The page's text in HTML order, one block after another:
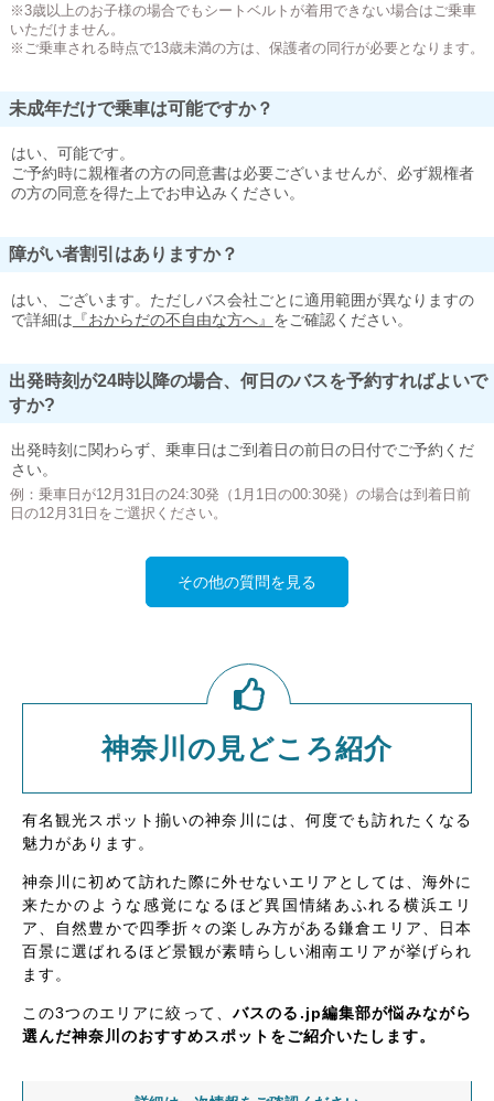
※3歳以上のお子様の場合でもシートベルトが着用できない場合はご乗車
いただけません。
※ご乗車される時点で13歳未満の方は、保護者の同行が必要となります。
未成年だけで乗車は可能ですか？
はい、可能です。
ご予約時に親権者の方の同意書は必要ございませんが、必ず親権者
の方の同意を得た上でお申込みください。
障がい者割引はありますか？
はい、ございます。ただしバス会社ごとに適用範囲が異なりますの
で詳細は 『おからだの不自由な方へ』 をご確認ください。
出発時刻が24時以降の場合、何日のバスを予約すればよいで
すか?
出発時刻に関わらず、乗車日はご到着日の前日の日付でご予約くだ
さい。
例：乗車日が12月31日の24:30発（1月1日の00:30発）の場合は到着日前
日の12月31日をご選択ください。
その他の質問を見る
神奈川の見どころ紹介
有名観光スポット揃いの神奈川には、何度でも訪れたくなる
魅力があります。
神奈川に初めて訪れた際に外せないエリアとしては、海外に
来たかのような感覚になるほど異国情緒あふれる横浜エリ
ア、自然豊かで四季折々の楽しみ方がある鎌倉エリア、日本
百景に選ばれるほど景観が素晴らしい湘南エリアが挙げられ
ます。
この3つのエリアに絞って、 バスのる.jp編集部が悩みながら
選んだ神奈川のおすすめスポットをご紹介いたします。